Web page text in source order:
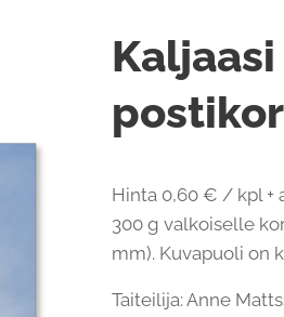
Hinta 0,60 € / kpl +
300 g valkoiselle
mm). Kuvapuoli on
Taiteilija: Anne